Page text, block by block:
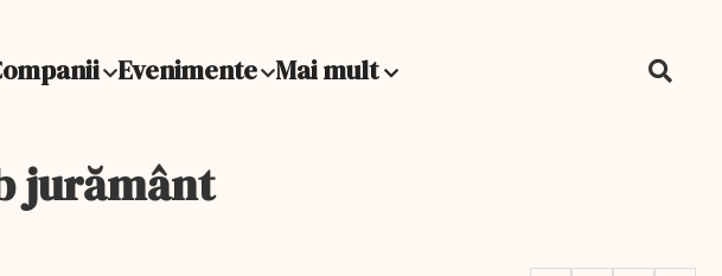
Evenimente Mai mult
jurământ